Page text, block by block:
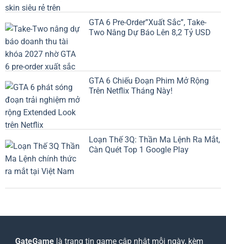
GTA 6 Pre-Order”Xuất Sắc”, Take-
Two Nâng Dự Báo Lên 8,2 Tỷ USD
GTA 6 Chiếu Đoạn Phim Mở Rộng
Trên Netflix Tháng Này!
Loạn Thế 3Q: Thần Ma Lệnh Ra Mắt,
Càn Quét Top 1 Google Play
GateGame là trang tin game cập nhật mỗi ngày, kèm